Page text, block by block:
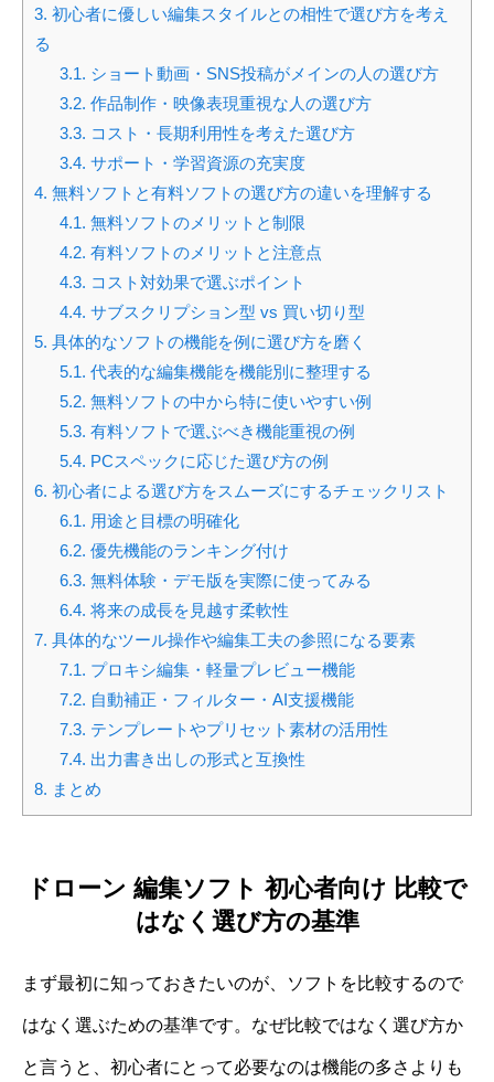
3. 初心者に優しい編集スタイルとの相性で選び方を考え
る
3.1. ショート動画・SNS投稿がメインの人の選び方
3.2. 作品制作・映像表現重視な人の選び方
3.3. コスト・長期利用性を考えた選び方
3.4. サポート・学習資源の充実度
4. 無料ソフトと有料ソフトの選び方の違いを理解する
4.1. 無料ソフトのメリットと制限
4.2. 有料ソフトのメリットと注意点
4.3. コスト対効果で選ぶポイント
4.4. サブスクリプション型 vs 買い切り型
5. 具体的なソフトの機能を例に選び方を磨く
5.1. 代表的な編集機能を機能別に整理する
5.2. 無料ソフトの中から特に使いやすい例
5.3. 有料ソフトで選ぶべき機能重視の例
5.4. PCスペックに応じた選び方の例
6. 初心者による選び方をスムーズにするチェックリスト
6.1. 用途と目標の明確化
6.2. 優先機能のランキング付け
6.3. 無料体験・デモ版を実際に使ってみる
6.4. 将来の成長を見越す柔軟性
7. 具体的なツール操作や編集工夫の参照になる要素
7.1. プロキシ編集・軽量プレビュー機能
7.2. 自動補正・フィルター・AI支援機能
7.3. テンプレートやプリセット素材の活用性
7.4. 出力書き出しの形式と互換性
8. まとめ
ドローン 編集ソフト 初心者向け 比較で
はなく選び方の基準
まず最初に知っておきたいのが、ソフトを比較するので
はなく選ぶための基準です。なぜ比較ではなく選び方か
と言うと、初心者にとって必要なのは機能の多さよりも